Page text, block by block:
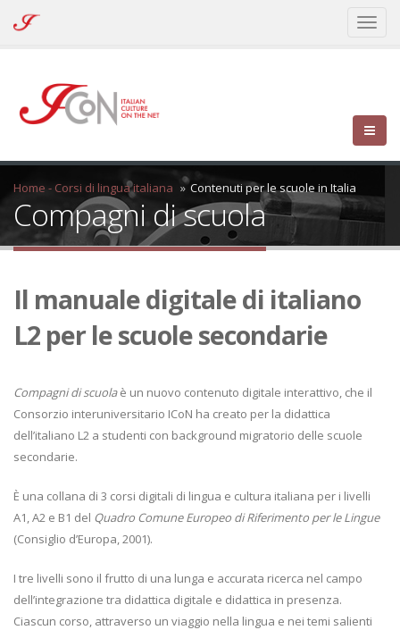
ICoN
On
the
Net
Home - Corsi di lingua italiana Contenuti per le scuole in Italia
Compagni di scuola
Il manuale digitale di italiano
L2 per le scuole secondarie
Compagni di scuolaè un nuovo contenuto digitale interattivo, che il
Consorzio interuniversitario ICoN ha creato per la didattica
dell’italiano L2 a studenti con background migratorio delle scuole
secondarie.
È una collana di 3 corsi digitali di lingua e cultura italiana per i livelli
A1, A2 e B1 del Quadro Comune Europeo di Riferimento per le Lingue
(Consiglio d’Europa, 2001).
I tre livelli sono il frutto di una lunga e accurata ricerca nel campo
dell’integrazione tra didattica digitale e didattica in presenza.
Ciascun corso, attraverso un viaggio nella lingua e nei temi salienti